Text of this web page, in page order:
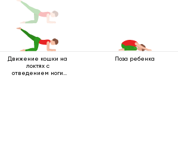
Движение кошки на
локтях с
отведением ноги
Поза ребенка